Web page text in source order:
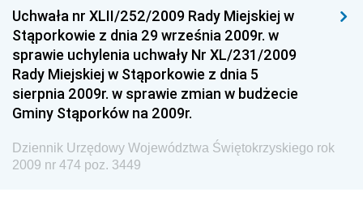
Dziennik Urzędowy Ministra Sportu
Dziennik Urzędowy Ministra Funduszy i Polityki
Regionalnej
Dziennik Urzędowy Ministra Aktywów Państwowych
Dziennik Urzędowy Ministra Zdrowia
Dziennik Urzędowy Ministra Środowiska i Głównego
Inspektora Ochrony Środowiska
Uchwała nr XLII/252/2009 Rady Miejskiej w
Stąporkowie z dnia 29 września 2009r. w
sprawie uchylenia uchwały Nr XL/231/2009
Rady Miejskiej w Stąporkowie z dnia 5
sierpnia 2009r. w sprawie zmian w budżecie
Gminy Stąporków na 2009r.
Dziennik Urzędowy Województwa Świętokrzyskiego rok
2009 nr 474 poz. 3449